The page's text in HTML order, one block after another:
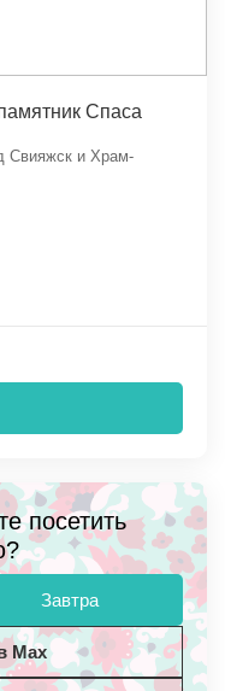
Спаса
Свияжск и Храм-
посетить
Завтра
Max